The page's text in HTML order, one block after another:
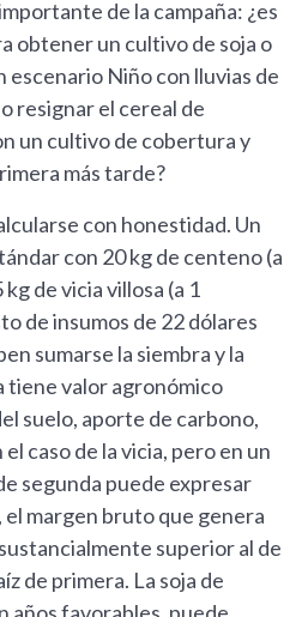
de la campaña: ¿es
obtener un cultivo de soja o
escenario Niño con lluvias de
resignar el cereal de
un cultivo de cobertura y
más tarde?
con honestidad. Un
con 20 kg de centeno (a
de vicia villosa (a 1
de insumos de 22 dólares
sumarse la siembra y la
tiene valor agronómico
suelo, aporte de carbono,
caso de la vicia, pero en un
segunda puede expresar
el margen bruto que genera
superior al de
de primera. La soja de